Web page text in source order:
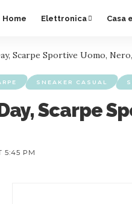
Home Elettronica Casa
Scarpe Sportive Uomo,
SNEAKER CASUAL
Scarpe
5:45 PM